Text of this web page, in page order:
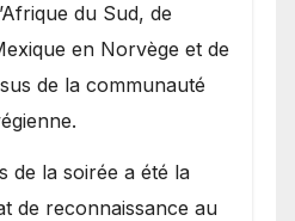
du Sud, de
en Norvège et de
de la communauté
de la soirée a été la
de reconnaissance au